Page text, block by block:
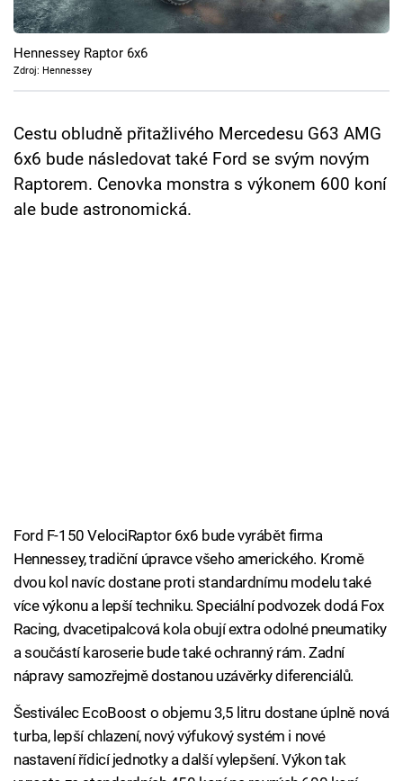
Cool Esport
Pořady
Sledujte prima+
Přihlášení
Hennessey Raptor 6x6
Zdroj: Hennessey
Cestu obludně přitažlivého Mercedesu G63 AMG
6x6 bude následovat také Ford se svým novým
Raptorem. Cenovka monstra s výkonem 600 koní
ale bude astronomická.
Ford F-150 VelociRaptor 6x6 bude vyrábět firma
Hennessey, tradiční úpravce všeho amerického. Kromě
dvou kol navíc dostane proti standardnímu modelu také
více výkonu a lepší techniku. Speciální podvozek dodá Fox
Racing, dvacetipalcová kola obují extra odolné pneumatiky
a součástí karoserie bude také ochranný rám. Zadní
nápravy samozřejmě dostanou uzávěrky diferenciálů.
Šestiválec EcoBoost o objemu 3,5 litru dostane úplně nová
turba, lepší chlazení, nový výfukový systém i nové
nastavení řídicí jednotky a další vylepšení. Výkon tak